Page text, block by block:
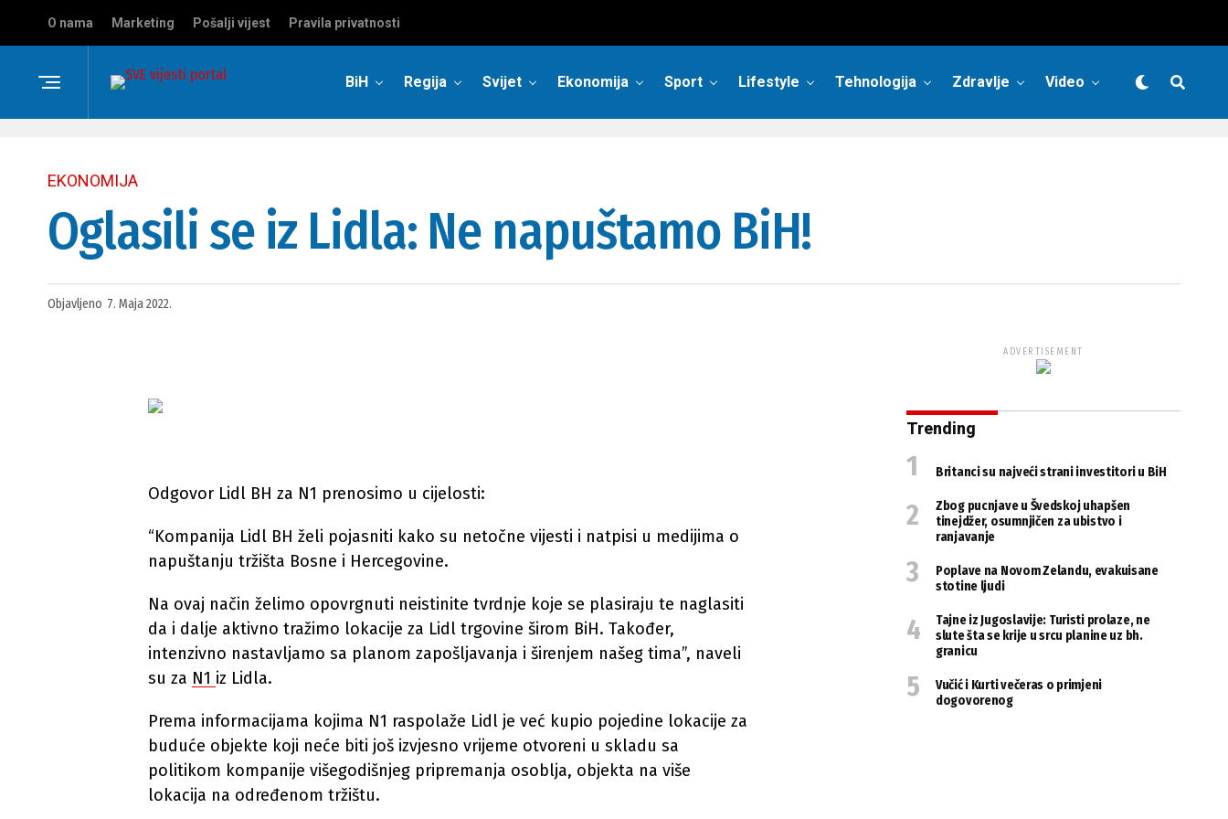
O nama Marketing Pošalji vijest Pravila privatnosti
BiH Regija Svijet Ekonomija Sport Lifestyle Tehnologija Zdravlje Video
EKONOMIJA
Oglasili se iz Lidla: Ne napuštamo BiH!
Objavljeno 7. Maja 2022.
Odgovor Lidl BH za N1 prenosimo u cijelosti:
“Kompanija Lidl BH želi pojasniti kako su netočne vijesti i natpisi u medijima o
napuštanju tržišta Bosne i Hercegovine.
Na ovaj način želimo opovrgnuti neistinite tvrdnje koje se plasiraju te naglasiti
da i dalje aktivno tražimo lokacije za Lidl trgovine širom BiH. Također,
intenzivno nastavljamo sa planom zapošljavanja i širenjem našeg tima”, naveli
su za N1 iz Lidla.
Prema informacijama kojima N1 raspolaže Lidl je već kupio pojedine lokacije za
buduće objekte koji neće biti još izvjesno vrijeme otvoreni u skladu sa
politikom kompanije višegodišnjeg pripremanja osoblja, objekta na više
lokacija na određenom tržištu.
ADVERTISEMENT
Trending
Britanci su najveći strani investitori u BiH
Zbog pucnjave u Švedskoj uhapšen
tinejdžer, osumnjičen za ubistvo i
ranjavanje
Poplave na Novom Zelandu, evakuisane
stotine ljudi
Tajne iz Jugoslavije: Turisti prolaze, ne
slute šta se krije u srcu planine uz bh.
granicu
Vučić i Kurti večeras o primjeni
dogovorenog